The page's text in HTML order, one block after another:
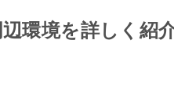
環境を詳しく紹